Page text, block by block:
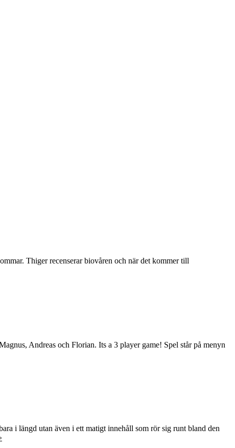
Thiger recenserar biovåren och när det kommer till
Andreas och Florian. Its a 3 player game! Spel står på menyn
i längd utan även i ett matigt innehåll som rör sig runt bland den